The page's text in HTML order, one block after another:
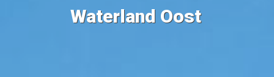
Waterland Oost